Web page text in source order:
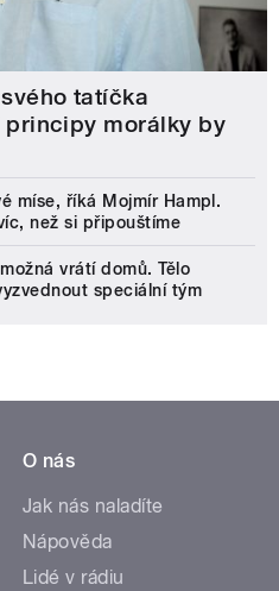
tatíčka
morálky by
míse, říká Mojmír Hampl.
než si připouštíme
vrátí domů. Tělo
speciální tým
O nás
Jak nás naladíte
Nápověda
Lidé v rádiu